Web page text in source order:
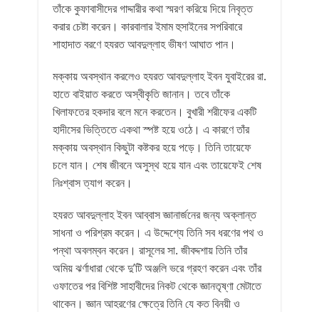
তাঁকে কুফাবাসীদের গাদ্দারীর কথা স্মরণ করিয়ে দিয়ে নিবৃত্ত
করার চেষ্টা করেন। কারবালার ইমাম হুসাইনের সপরিবারে
শাহাদাত বরণে হযরত আবদুল্লাহ ভীষণ আঘাত পান।
মক্কায় অবস্থান করলেও হযরত আবদুল্লাহ ইবন যুবাইরের রা.
হাতে বাইয়াত করতে অস্বীকৃতি জানান। তবে তাঁকে
খিলাফতের হকদার বলে মনে করতেন। বুখারী শরীফের একটি
হাদীসের ভিত্তিতে একথা স্পষ্ট হয়ে ওঠে। এ কারণে তাঁর
মক্কায় অবস্থান কিছুটা কষ্টকর হয়ে পড়ে। তিনি তায়েফে
চলে যান। শেষ জীবনে অসুস্থ হয়ে যান এবং তায়েফেই শেষ
নিঃশ্বাস ত্যাগ করেন।
হযরত আবদুল্লাহ ইবন আব্বাস জ্ঞানার্জনের জন্য অক্লান্ত
সাধনা ও পরিশ্রম করেন। এ উদ্দেশ্যে তিনি সব ধরণের পথ ও
পন্থা অবলম্বন করেন। রাসূলের সা. জীবদ্দশায় তিনি তাঁর
অমিয় ঝর্ণাধারা থেকে দু’টি অঞ্জলি ভরে গ্রহণ করেন এবং তাঁর
ওফাতের পর বিশিষ্ট সাহাবীদের নিকট থেকে জ্ঞানতৃষ্ণা মেটাতে
থাকেন। জ্ঞান আহরণের ক্ষেত্রে তিনি যে কত বিনয়ী ও